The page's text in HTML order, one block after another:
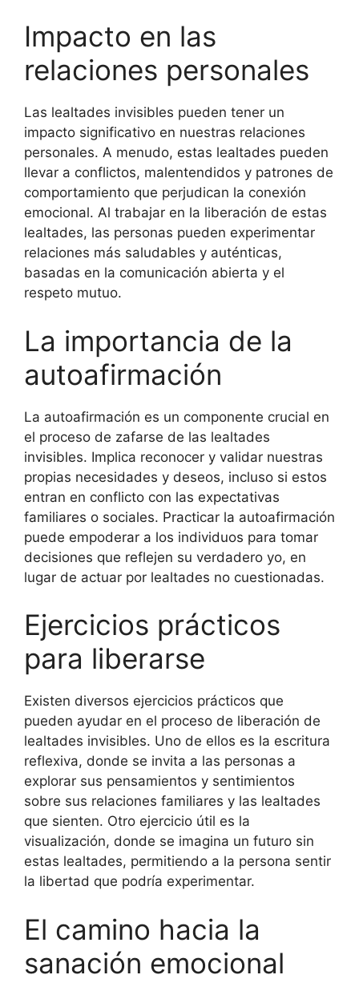
Impacto en las
relaciones personales
Las lealtades invisibles pueden tener un
impacto significativo en nuestras relaciones
personales. A menudo, estas lealtades pueden
llevar a conflictos, malentendidos y patrones de
comportamiento que perjudican la conexión
emocional. Al trabajar en la liberación de estas
lealtades, las personas pueden experimentar
relaciones más saludables y auténticas,
basadas en la comunicación abierta y el
respeto mutuo.
La importancia de la
autoafirmación
La autoafirmación es un componente crucial en
el proceso de zafarse de las lealtades
invisibles. Implica reconocer y validar nuestras
propias necesidades y deseos, incluso si estos
entran en conflicto con las expectativas
familiares o sociales. Practicar la autoafirmación
puede empoderar a los individuos para tomar
decisiones que reflejen su verdadero yo, en
lugar de actuar por lealtades no cuestionadas.
Ejercicios prácticos
para liberarse
Existen diversos ejercicios prácticos que
pueden ayudar en el proceso de liberación de
lealtades invisibles. Uno de ellos es la escritura
reflexiva, donde se invita a las personas a
explorar sus pensamientos y sentimientos
sobre sus relaciones familiares y las lealtades
que sienten. Otro ejercicio útil es la
visualización, donde se imagina un futuro sin
estas lealtades, permitiendo a la persona sentir
la libertad que podría experimentar.
El camino hacia la
sanación emocional